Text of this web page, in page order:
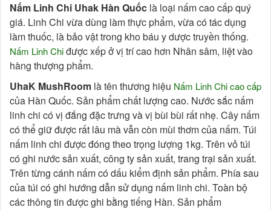
Nấm Linh Chi Uhak Hàn Quốc là loại nấm cao cấp quý
giá. Linh Chi vừa dùng làm thực phẩm, vừa có tác dụng
làm thuốc, là bảo vật trong kho báu y dược truyền thống.
Nấm Linh Chiđược xếp ở vị trí cao hơn Nhân sâm, liệt vào
hàng thượng phẩm.
UhaK MushRoom là tên thương hiệu Nấm Linh Chi cao cấp
của Hàn Quốc. Sản phẩm chất lượng cao. Nước sắc nấm
linh chi có vị đắng đặc trưng và vị bùi bùi rất nhẹ. Cây nấm
có thể giữ được rất lâu mà vẫn còn mùi thơm của nấm. Túi
nấm linh chi được đóng theo trọng lượng 1kg. Trên vỏ túi
có ghi nước sản xuất, công ty sản xuất, trang trại sản xuất.
Trên từng cánh nấm có dấu kiểm định sản phẩm. Phía sau
của túi có ghi hướng dẫn sử dụng nấm linh chi. Toàn bộ
các thông tin được ghi bằng tiếng Hàn. Sản phẩm